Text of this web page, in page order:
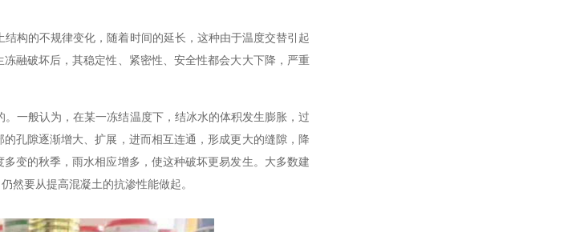
构的不规律变化，随着时间的延长，这种由于温度交替引起
融破坏后，其稳定性、紧密性、安全性都会大大下降，严重
一般认为，在某一冻结温度下，结冰水的体积发生膨胀，过
孔隙逐渐增大、扩展，进而相互连通，形成更大的缝隙，降
变的秋季，雨水相应增多，使这种破坏更易发生。大多数建
然要从提高混凝土的抗渗性能做起。